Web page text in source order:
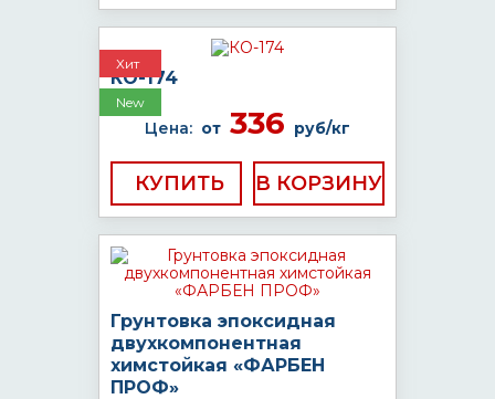
Хит
New
КО-174
Цена: от 336 руб/кг
КУПИТЬ
Грунтовка эпоксидная
двухкомпонентная
химстойкая «ФАРБЕН
ПРОФ»